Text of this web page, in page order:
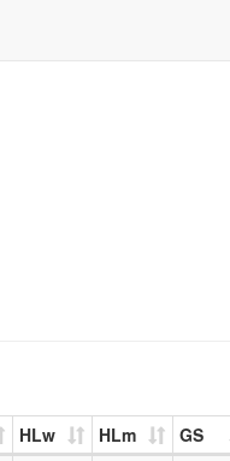
HLw HLm GS